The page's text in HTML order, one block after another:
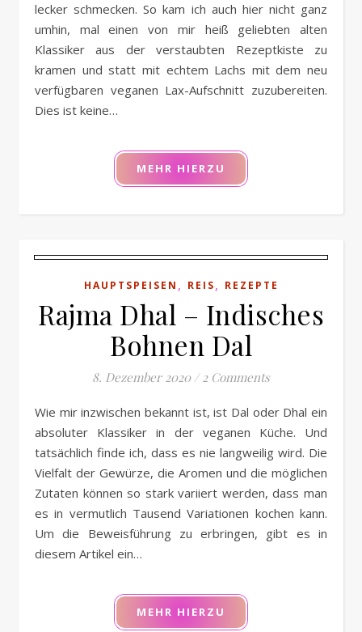
lecker schmecken. So kam ich auch hier nicht ganz
umhin, mal einen von mir heiß geliebten alten
Klassiker aus der verstaubten Rezeptkiste zu
kramen und statt mit echtem Lachs mit dem neu
verfügbaren veganen Lax-Aufschnitt zuzubereiten.
Dies ist keine…
MEHR HIERZU
HAUPTSPEISEN , REIS, REZEPTE
Rajma Dhal – Indisches
Bohnen Dal
8. Dezember 2020 / 2 Comments
Wie mir inzwischen bekannt ist, ist Dal oder Dhal ein
absoluter Klassiker in der veganen Küche. Und
tatsächlich finde ich, dass es nie langweilig wird. Die
Vielfalt der Gewürze, die Aromen und die möglichen
Zutaten können so stark variiert werden, dass man
es in vermutlich Tausend Variationen kochen kann.
Um die Beweisführung zu erbringen, gibt es in
diesem Artikel ein…
MEHR HIERZU